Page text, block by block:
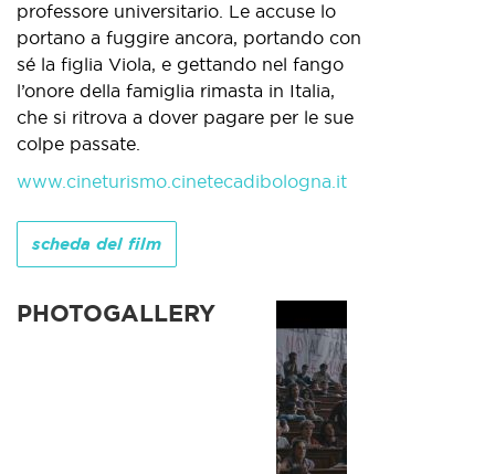
professore universitario. Le accuse lo
portano a fuggire ancora, portando con
sé la figlia Viola, e gettando nel fango
l’onore della famiglia rimasta in Italia,
che si ritrova a dover pagare per le sue
colpe passate.
www.cineturismo.cinetecadibologna.it
scheda del film
PHOTOGALLERY